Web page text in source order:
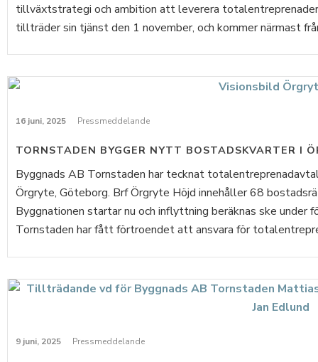
tillväxtstrategi och ambition att leverera
tillträder sin tjänst den 1 november, och kommer närmast
16 juni, 2025 Pressmeddelande
TORNSTADEN BYGGER NYTT BOSTADSKVARTER I
Byggnads AB Tornstaden har tecknat
Örgryte, Göteborg. Brf Örgryte Höjd innehåller 68
Byggnationen startar nu och inflyttning beräknas ske
Tornstaden har fått förtroendet att ansvara för
9 juni, 2025 Pressmeddelande